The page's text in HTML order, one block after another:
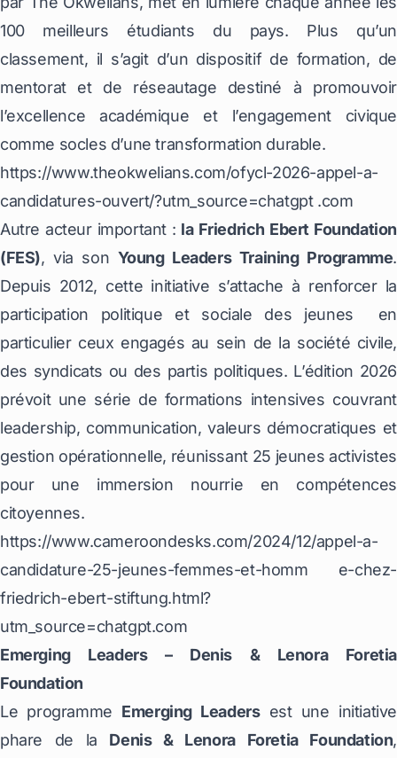
100 meilleurs étudiants du pays. Plus qu’un
classement, il s’agit d’un dispositif de formation, de
mentorat et de réseautage destiné à promouvoir
l’excellence académique et l’engagement civique
comme socles d’une transformation durable.
https://www.theokwelians.com/ofycl-2026-appel-a-
candidatures-ouvert/?utm_source=chatgpt .com
Autre acteur important : la Friedrich Ebert Foundation
(FES), via son Young Leaders Training Programme.
Depuis 2012, cette initiative s’attache à renforcer la
participation politique et sociale des jeunes en
particulier ceux engagés au sein de la société civile,
des syndicats ou des partis politiques. L’édition 2026
prévoit une série de formations intensives couvrant
leadership, communication, valeurs démocratiques et
gestion opérationnelle, réunissant 25 jeunes activistes
pour une immersion nourrie en compétences
citoyennes.
https://www.cameroondesks.com/2024/12/appel-a-
candidature-25-jeunes-femmes-et-homm e-chez-
friedrich-ebert-stiftung.html?
utm_source=chatgpt.com
Emerging Leaders – Denis & Lenora Foretia
Foundation
Le programme Emerging Leadersest une initiative
phare de la Denis & Lenora Foretia Foundation,